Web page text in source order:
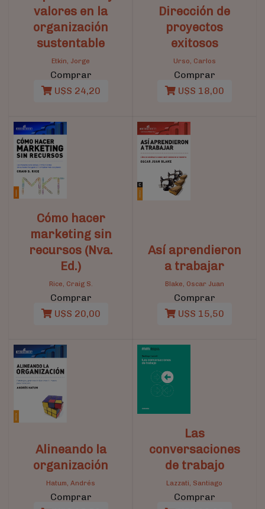
valores en la
organización
sustentable
Etkin, Jorge
Comprar
U$S 24,20
Dirección de
proyectos
exitosos
Urso, Carlos
Comprar
U$S 18,00
Cómo hacer
marketing sin
recursos (Nva.
Ed.)
Rice, Craig S.
Comprar
U$S 20,00
Así aprendieron
a trabajar
Blake, Oscar Juan
Comprar
U$S 15,50
Alineando la
organización
Hatum, Andrés
Comprar
Las
conversaciones
de trabajo
Lazzati, Santiago
Comprar